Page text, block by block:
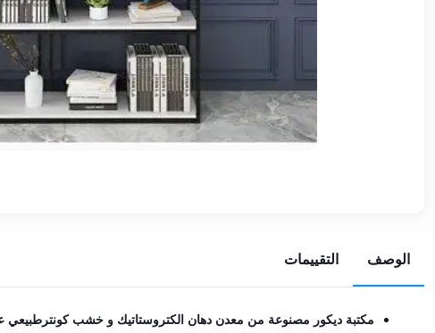
EN
الوصف التقييمات
مكتبة ديكور مصنوعة من معدن دهان الكتروستاتيك و خشب كونترطبيعي